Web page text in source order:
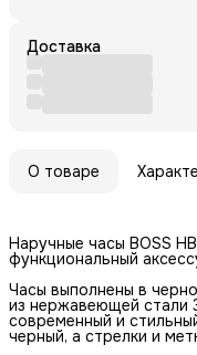
Доставка
О товаре
Наручные часы BOSS
функциональный
Часы выполнены в
из нержавеющей стали
современный и
черный, а стрелки и